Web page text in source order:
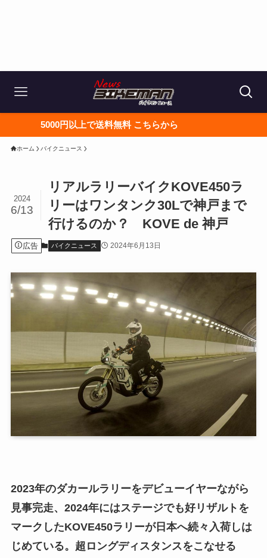
上で送料無料 こちらから
ホーム バイクニュース
リアルラリーバイクKOVE450ラ
リーはワンタンク30Lで神戸まで
行けるのか？ KOVE de 神戸
2024
6/13
広告 バイクニュース 2024年6月13日
2023年のダカールラリーをデビューイヤーながら
見事完走、2024年にはステージでも好リザルトを
マークしたKOVE450ラリーが日本へ続々入荷しは
じめている。超ロングディスタンスをこなせる